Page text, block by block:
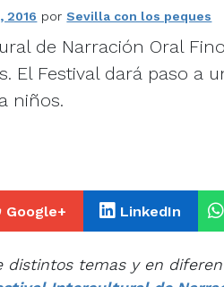
2016 porSevilla con los peques
de Narración Oral
El Festival dará paso a
niños.
Google+ LinkedIn
distintos temas y en